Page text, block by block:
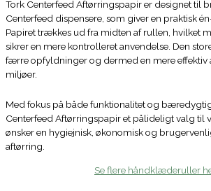
Tork Centerfeed Aftørringspapir er designet til
Centerfeed dispensere, som giver en praktisk
Papiret trækkes ud fra midten af rullen, hvilket
sikrer en mere kontrolleret anvendelse. Den
færre opfyldninger og dermed en mere effektiv
miljøer.
Med fokus på både funktionalitet og
Centerfeed Aftørringspapir et pålideligt valg til
ønsker en hygiejnisk, økonomisk og
aftørring.
Se flere håndklæderuller